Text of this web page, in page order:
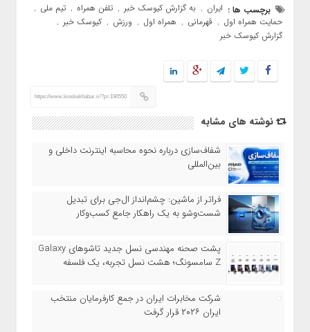
برچسب ها : ایران , به گزارش کیوسک خبر , تلفن همراه , تیم ملی ,
حمایت همراه اول , قهرمانی , همراه اول , ورزش , کیوسک خبر ,
گزارش کیوسک خبر
https://www.kioskekhabar.ir/?p=190550
نوشته های مشابه
شفاف‌سازی درباره نحوه محاسبه اینترنت داخلی و
بین‌المللی
فراتر از ماشین: چشم‌انداز ال‌جی برای تبدیل
شست‌وشو به یک راهکار جامع کسب‌وکار
پشت صحنه مهندسی نسل جدید تاشوهای Galaxy
Z سامسونگ؛ هشت نسل تجربه، یک فلسفه
شرکت مخابرات ایران در جمع کارفرمایان منتخب
ایران ۲۰۲۶ قرار گرفت